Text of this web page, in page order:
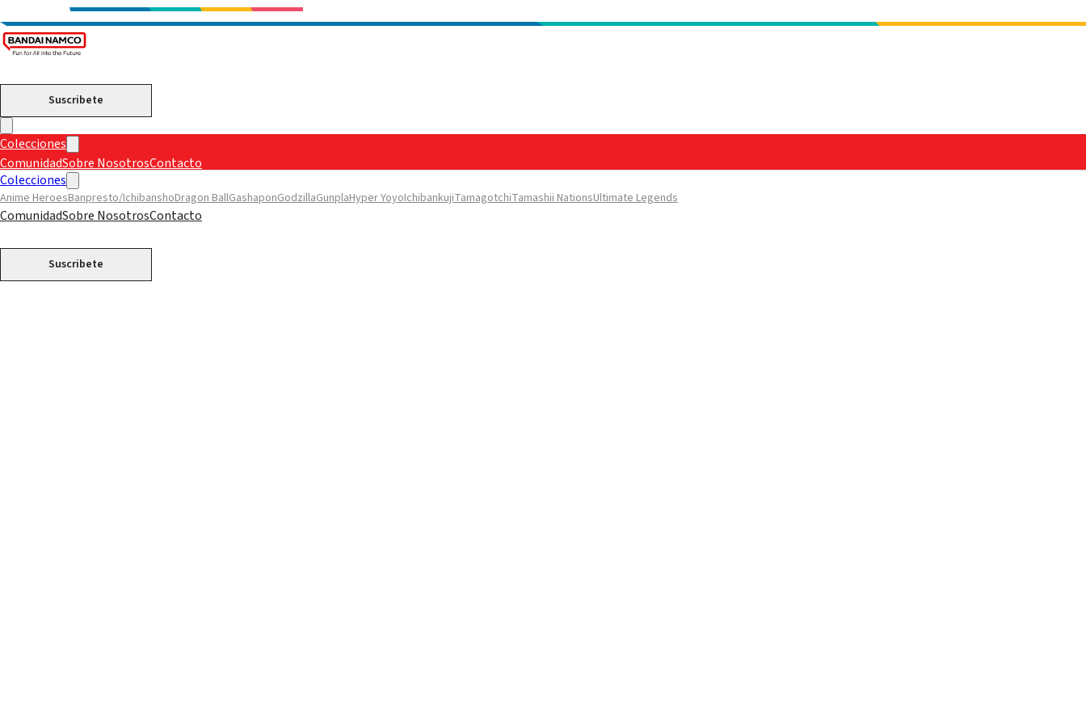
Suscribete
Colecciones
ComunidadSobre NosotrosContacto
Colecciones
Anime HeroesBanpresto/IchibanshoDragon BallGashaponGodzillaGunplaHyper YoyoIchibankujiTamagotchiTamashii NationsUltimate Legends
ComunidadSobre NosotrosContacto
Suscribete